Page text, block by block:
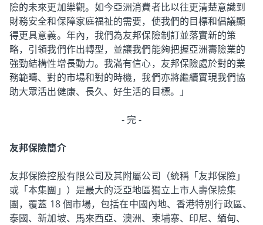
險的未來更加樂觀。如今亞洲消費者比以往更清楚意識到
財務安全和保障家庭福祉的需要，使我們的目標和倡議顯
得更具意義。年內，我們為友邦保險制訂並落實新的策
略，引領我們作出轉型，並讓我們能夠把握亞洲壽險業的
強勁結構性增長動力。我滿有信心，友邦保險處於對的業
務範疇、對的市場和對的時機，我們亦將繼續實現我們協
助大眾活出健康、長久、好生活的目標。」
- 完 -
友邦保險簡介
友邦保險控股有限公司及其附屬公司（統稱「友邦保險」
或「本集團」）是最大的泛亞地區獨立上市人壽保險集
團，覆蓋 18 個市場，包括在中國內地、香港特別行政區、
泰國、新加坡、馬來西亞、澳洲、柬埔寨、印尼、緬甸、